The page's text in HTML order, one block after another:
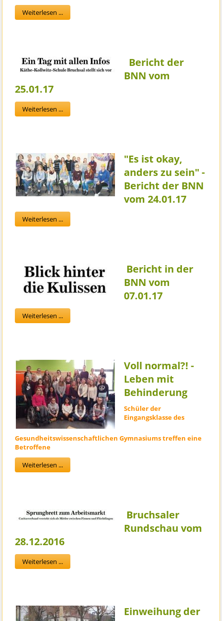
Weiterlesen ...
Bericht der
BNN vom
25.01.17
Weiterlesen ...
"Es ist okay,
anders zu sein" -
Bericht der BNN
vom 24.01.17
Weiterlesen ...
Bericht in der
BNN vom
07.01.17
Weiterlesen ...
Voll normal?! -
Leben mit
Behinderung
Schüler der
Eingangsklasse des
Gesundheitswissenschaftlichen Gymnasiums treffen eine
Betroffene
Weiterlesen ...
Bruchsaler
Rundschau vom
28.12.2016
Weiterlesen ...
Einweihung der